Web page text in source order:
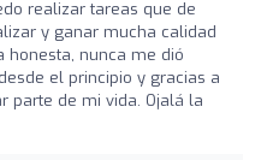
realizar tareas que de
y ganar mucha calidad
honesta, nunca me dió
el principio y gracias a
parte de mi vida. Ojalá la